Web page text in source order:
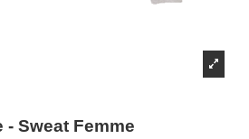
Sweat Femme